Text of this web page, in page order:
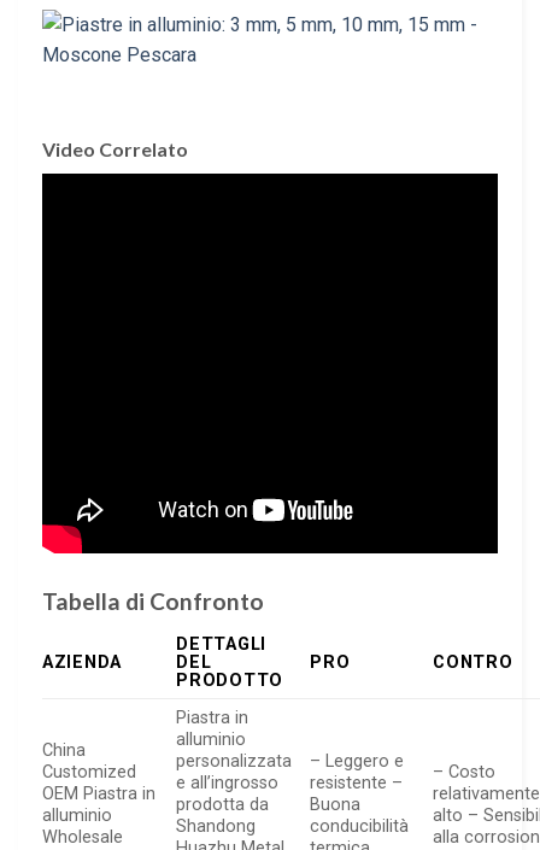
Video Correlato
Tabella di Confronto
AZIENDA
DETTAGLI
DEL
PRODOTTO
PRO CONTRO
China
Customized
OEM Piastra in
alluminio
Wholesale
Piastra in
alluminio
personalizzata
e all’ingrosso
prodotta da
Shandong
– Leggero e
resistente –
Buona
conducibilità
– Costo
relativamente
alto –
alla